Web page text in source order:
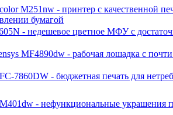
M251nw - принтер с качественной
бумагой
- недешевое цветное МФУ с
MF4890dw - рабочая лошадка с
7860DW - бюджетная печать для
- нефункциональные украшения